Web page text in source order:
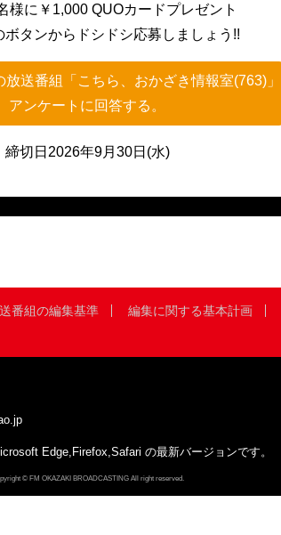
様に￥1,000 QUOカードプレゼント
ボタンからドシドシ応募しましょう!!
送番組「こちら、おかざき情報室(763)」
アンケートに回答する。
締切日2026年9月30日(水)
番組の編集基準 編集に関する基本計画
Edge,Firefox,Safari の最新バージョンです。
© FM OKAZAKI BROADCASTING All right reserved.